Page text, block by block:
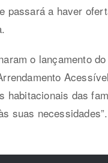
passará a haver
o lançamento do
habitacionais das
suas necessidades”.